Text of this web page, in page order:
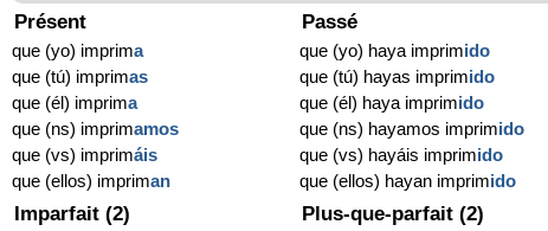
Présent
que (yo) imprima
que (tú) imprimas
que (él) imprima
que (ns) imprimamos
que (vs) imprimáis
que (ellos) impriman
Passé
que (yo) haya imprimido
que (tú) hayas imprimido
que (él) haya imprimido
que (ns) hayamos imprimido
que (vs) hayáis imprimido
que (ellos) hayan imprimido
Imparfait (2) Plus-que-parfait (2)